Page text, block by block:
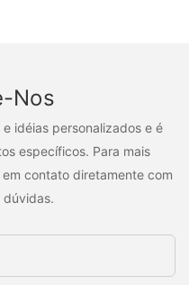
Nos
idéias personalizados e é
específicos. Para mais
contato diretamente com
dúvidas.